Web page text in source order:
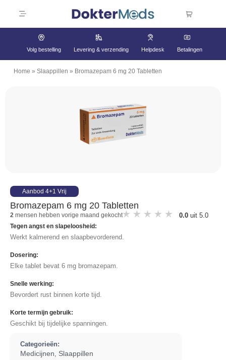
Volg bestelling Levering & verzending Helpdesk Betalingen
Home » Slaappillen » Bromazepam 6 mg 20 Tabletten
Aanbod 4+1 Vrij
Bromazepam 6 mg 20 Tabletten
2 mensen hebben vorige maand gekocht 0.0 uit 5.0
Tegen angst en slapeloosheid:
Werkt kalmerend en slaapbevorderend.
Dosering:
Elke tablet bevat 6 mg bromazepam.
Snelle werking:
Bevordert rust binnen korte tijd.
Korte termijn gebruik:
Geschikt bij tijdelijke spanningen.
Categorieën:
Medicijnen, Slaappillen